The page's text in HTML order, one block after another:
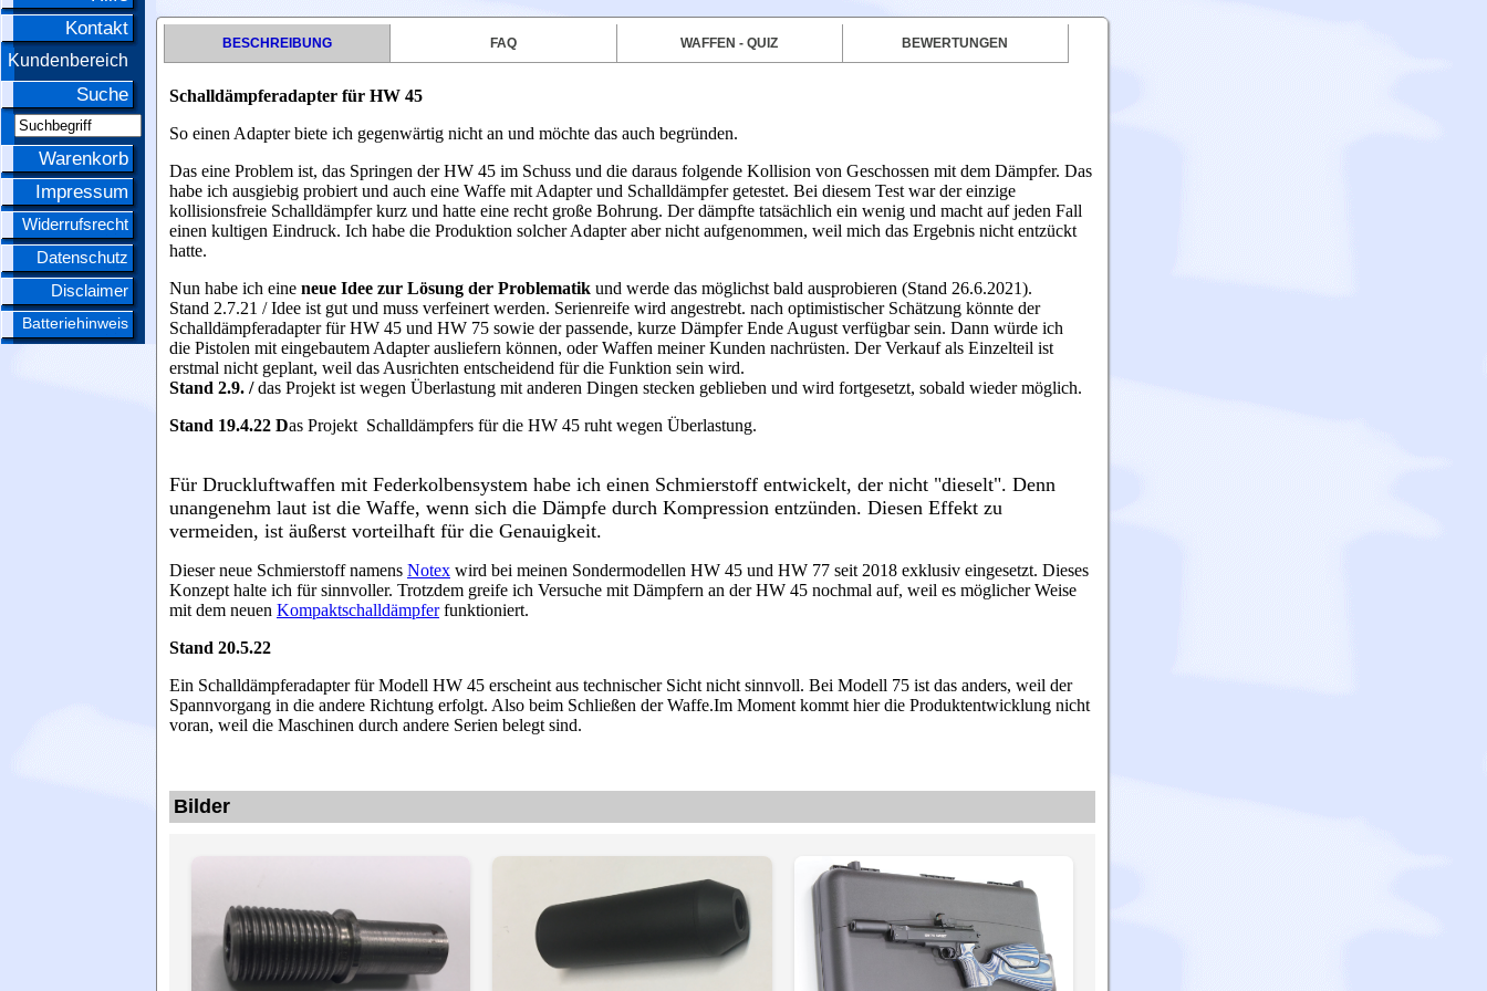
Kontakt
Kundenbereich
Suche
Warenkorb
Impressum
Widerrufsrecht
Datenschutz
Disclaimer
Batteriehinweis
BESCHREIBUNG FAQ WAFFEN - QUIZ BEWERTUNGEN
Schalldämpferadapter für HW 45
So einen Adapter biete ich gegenwärtig nicht an und möchte das auch begründen.
Das eine Problem ist, das Springen der HW 45 im Schuss und die daraus folgende Kollision von Geschossen mit dem Dämpfer. Das
habe ich ausgiebig probiert und auch eine Waffe mit Adapter und Schalldämpfer getestet. Bei diesem Test war der einzige
kollisionsfreie Schalldämpfer kurz und hatte eine recht große Bohrung. Der dämpfte tatsächlich ein wenig und macht auf jeden Fall
einen kultigen Eindruck. Ich habe die Produktion solcher Adapter aber nicht aufgenommen, weil mich das Ergebnis nicht entzückt
hatte.
Nun habe ich eine neue Idee zur Lösung der Problematik und werde das möglichst bald ausprobieren (Stand 26.6.2021).
Stand 2.7.21 / Idee ist gut und muss verfeinert werden. Serienreife wird angestrebt. nach optimistischer Schätzung könnte der
Schalldämpferadapter für HW 45 und HW 75 sowie der passende, kurze Dämpfer Ende August verfügbar sein. Dann würde ich
die Pistolen mit eingebautem Adapter ausliefern können, oder Waffen meiner Kunden nachrüsten. Der Verkauf als Einzelteil ist
erstmal nicht geplant, weil das Ausrichten entscheidend für die Funktion sein wird.
Stand 2.9. /das Projekt ist wegen Überlastung mit anderen Dingen stecken geblieben und wird fortgesetzt, sobald wieder möglich.
Stand 19.4.22 Das Projekt Schalldämpfers für die HW 45 ruht wegen Überlastung.
Für Druckluftwaffen mit Federkolbensystem habe ich einen Schmierstoff entwickelt, der nicht "dieselt". Denn
unangenehm laut ist die Waffe, wenn sich die Dämpfe durch Kompression entzünden. Diesen Effekt zu
vermeiden, ist äußerst vorteilhaft für die Genauigkeit.
Dieser neue Schmierstoff namens Notex wird bei meinen Sondermodellen HW 45 und HW 77 seit 2018 exklusiv eingesetzt. Dieses
Konzept halte ich für sinnvoller. Trotzdem greife ich Versuche mit Dämpfern an der HW 45 nochmal auf, weil es möglicher Weise
mit dem neuen Kompaktschalldämpferfunktioniert.
Stand 20.5.22
Ein Schalldämpferadapter für Modell HW 45 erscheint aus technischer Sicht nicht sinnvoll. Bei Modell 75 ist das anders, weil der
Spannvorgang in die andere Richtung erfolgt. Also beim Schließen der Waffe.Im Moment kommt hier die Produktentwicklung nicht
voran, weil die Maschinen durch andere Serien belegt sind.
Bilder